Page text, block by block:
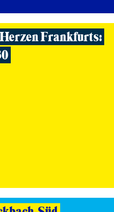
Frankfurts: